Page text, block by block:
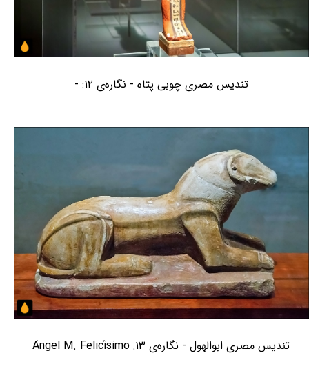
تندیس مصری چوبی پتاه - نگاره‌ی ۱۲: -
تندیس مصری ابوالهول - نگاره‌ی ۱۳: Ángel M. Felicísimo